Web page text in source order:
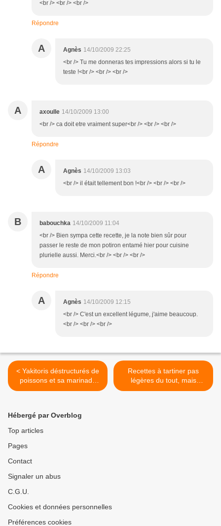
<br /> <br /> <br />
Répondre
A Agnès 14/10/2009 22:25
<br /> Tu me donneras tes impressions alors si tu le
teste !<br /> <br /> <br />
A axoulle 14/10/2009 13:00
<br /> ca doit etre vraiment super<br /> <br /> <br />
Répondre
A Agnès 14/10/2009 13:03
<br /> il était tellement bon !<br /> <br /> <br />
B babouchka 14/10/2009 11:04
<br /> Bien sympa cette recette, je la note bien sûr pour
passer le reste de mon potiron entamé hier pour cuisine
plurielle aussi. Merci.<br /> <br /> <br />
Répondre
A Agnès 14/10/2009 12:15
<br /> C'est un excellent légume, j'aime beaucoup.
<br /> <br /> <br />
< Yakitoris déstructurés de
poissons et sa marinade
aux agrumes accompagnés
Recettes à tartiner pas
légères du tout, mais
tellement bonnes >
Hébergé par Overblog
Top articles
Pages
Contact
Signaler un abus
C.G.U.
Cookies et données personnelles
Préférences cookies